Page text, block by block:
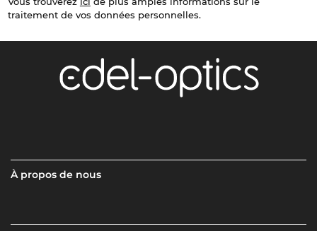
traitement de vos données personnelles.
À propos de nous